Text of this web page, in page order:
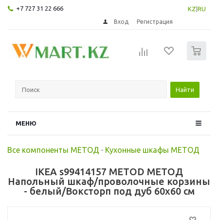
+7 727 31 22 666 KZ RU
Вход Регистрация
Найти
МЕНЮ
Все компоненты МЕТОД - Кухонные шкафы МЕТОД
IKEA s99414157 METOD МЕТОД
Напольный шкаф/проволочные корзины
- белый/Воксторп под дуб 60x60 см